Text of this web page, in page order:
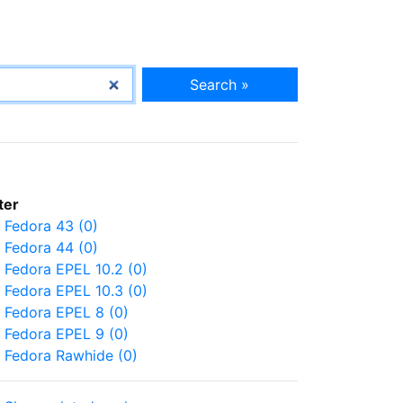
Search »
Fedora 43 (0)
Fedora 44 (0)
Fedora EPEL 10.2 (0)
Fedora EPEL 10.3 (0)
Fedora EPEL 8 (0)
Fedora EPEL 9 (0)
Fedora Rawhide (0)